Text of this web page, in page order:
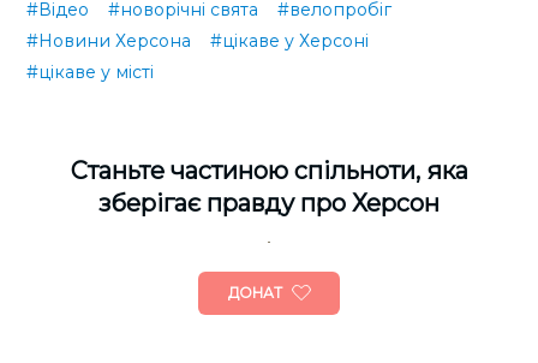
#Відео #новорічні свята
#велопробіг
#Новини Херсона
#цікаве у Херсоні
#цікаве у місті
Cтаньте частиною спільноти, яка
зберігає правду про Херсон
ДОНАТ